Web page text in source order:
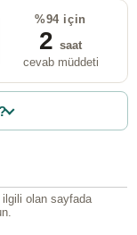
%94 için
2 saat
cevab müddeti
ilgili olan sayfada